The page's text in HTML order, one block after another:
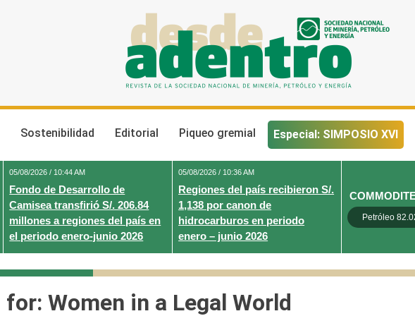
Sostenibilidad Editorial Piqueo gremial Especial: SIMPOSIO XVI
05/08/2026 / 10:44 AM
Fondo de Desarrollo de
Camisea transfirió S/. 206.84
millones a regiones del país en
el periodo enero-junio 2026
05/08/2026 / 10:36 AM
Regiones del país recibieron S/.
1,138 por canon de
hidrocarburos en periodo
enero – junio 2026
Petróleo
for: Women in a Legal World